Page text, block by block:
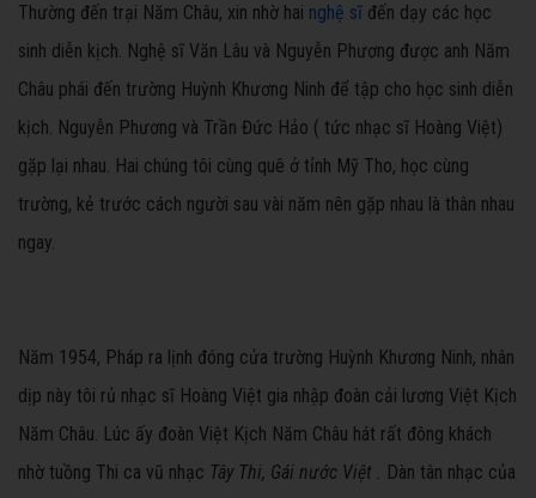
Thường đến trại Năm Châu, xin nhờ hai nghệ sĩ đến dạy các học
sinh diễn kịch. Nghệ sĩ Văn Lâu và Nguyễn Phương được anh Năm
Châu phái đến trường Huỳnh Khương Ninh để tập cho học sinh diễn
kịch. Nguyễn Phương và Trần Đức Hảo ( tức nhạc sĩ Hoàng Việt)
gặp lại nhau. Hai chúng tôi cùng quê ở tỉnh Mỹ Tho, học cùng
trường, kẻ trước cách người sau vài năm nên gặp nhau là thân nhau
ngay.
Năm 1954, Pháp ra lịnh đóng cửa trường Huỳnh Khương Ninh, nhân
dịp này tôi rủ nhạc sĩ Hoàng Việt gia nhập đoàn cải lương Việt Kịch
Năm Châu. Lúc ấy đoàn Việt Kịch Năm Châu hát rất đông khách
nhờ tuồng Thi ca vũ nhạc Tây Thi, Gái nước Việt . Dàn tân nhạc của